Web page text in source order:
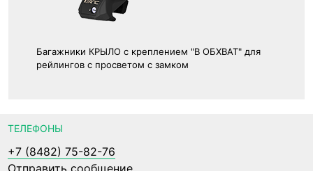
Багажники КРЫЛО с креплением "В ОБХВАТ" для
рейлингов с просветом с замком
ТЕЛЕФОНЫ
+7 (8482) 75-82-76